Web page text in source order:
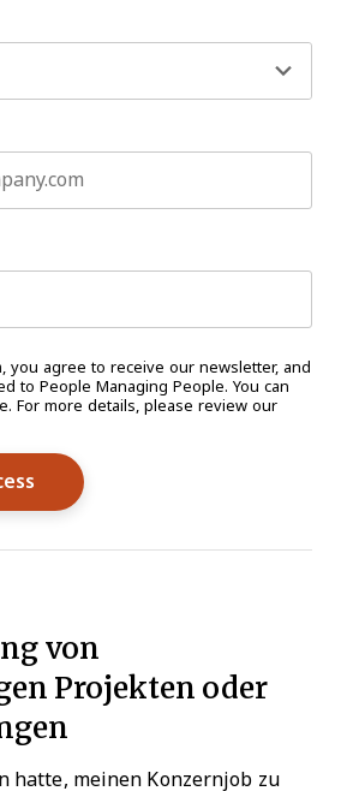
you agree to receive our newsletter, and
to People Managing People. You can
For more details, please review our
von
Projekten oder
hatte, meinen Konzernjob zu